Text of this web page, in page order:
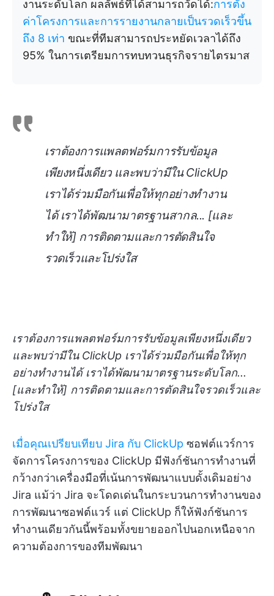
งานระดับโลก ผลลัพธ์ที่ได้สามารถวัดได้:การตั้ง
ค่าโครงการและการรายงานกลายเป็นรวดเร็วขึ้น
ถึง 8 เท่า ขณะที่ทีมสามารถประหยัดเวลาได้ถึง
95% ในการเตรียมการทบทวนธุรกิจรายไตรมาส
เราต้องการแพลตฟอร์มการรับข้อมูล
เพียงหนึ่งเดียว และพบว่ามีใน ClickUp
เราได้ร่วมมือกันเพื่อให้ทุกอย่างทำงาน
ได้ เราได้พัฒนามาตรฐานสากล... [และ
ทำให้] การติดตามและการตัดสินใจ
รวดเร็วและโปร่งใส
เราต้องการแพลตฟอร์มการรับข้อมูลเพียงหนึ่งเดียว
และพบว่ามีใน ClickUp เราได้ร่วมมือกันเพื่อให้ทุก
อย่างทำงานได้ เราได้พัฒนามาตรฐานระดับโลก...
[และทำให้] การติดตามและการตัดสินใจรวดเร็วและ
โปร่งใส
เมื่อคุณเปรียบเทียบ Jira กับ ClickUp ซอฟต์แวร์การ
จัดการโครงการของ ClickUp มีฟังก์ชันการทำงานที่
กว้างกว่าเครื่องมือที่เน้นการพัฒนาแบบดั้งเดิมอย่าง
Jira แม้ว่า Jira จะโดดเด่นในกระบวนการทำงานของ
การพัฒนาซอฟต์แวร์ แต่ ClickUp ก็ให้ฟังก์ชันการ
ทำงานเดียวกันนี้พร้อมทั้งขยายออกไปนอกเหนือจาก
ความต้องการของทีมพัฒนา